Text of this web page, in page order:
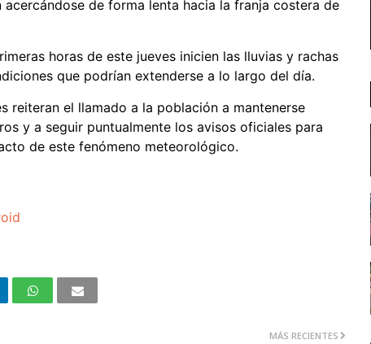
acercándose de forma lenta hacia la franja costera de
horas de este jueves inicien las lluvias y rachas
que podrían extenderse a lo largo del día.
reiteran el llamado a la población a mantenerse
y a seguir puntualmente los avisos oficiales para
de este fenómeno meteorológico.
MÁS RECIENTES